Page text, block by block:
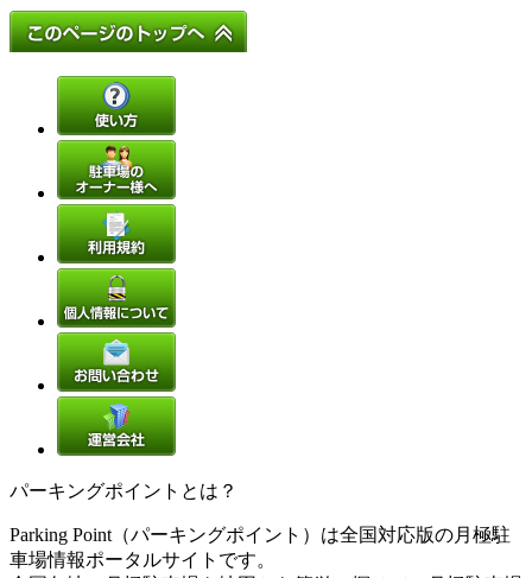
パーキングポイントとは？
Parking Point（パーキングポイント）は全国対応版の月極駐
車場情報ポータルサイトです。